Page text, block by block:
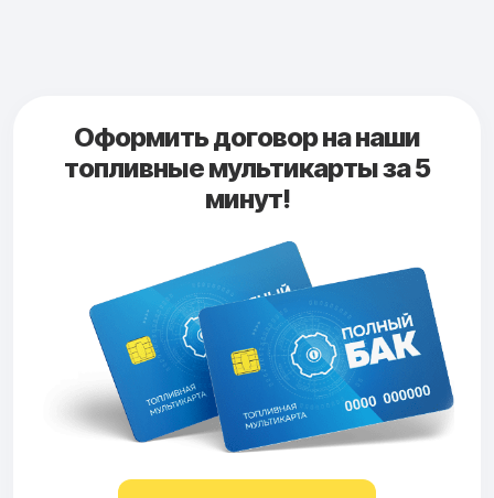
Оформить договор на наши
топливные мультикарты за 5
минут!